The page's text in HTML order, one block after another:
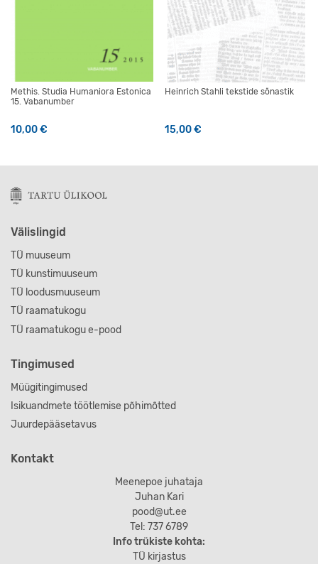
Methis. Studia Humaniora Estonica
15. Vabanumber
10,00€
Heinrich Stahli tekstide sõnastik
15,00€
Välislingid
TÜ muuseum
TÜ kunstimuuseum
TÜ loodusmuuseum
TÜ raamatukogu
TÜ raamatukogu e-pood
Tingimused
Müügitingimused
Isikuandmete töötlemise põhimõtted
Juurdepääsetavus
Kontakt
Meenepoe juhataja
Juhan Kari
pood@ut.ee
Tel: 737 6789
Info trükiste kohta:
TÜ kirjastus